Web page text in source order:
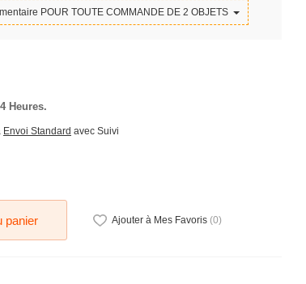
POUR TOUTE COMMANDE DE 2 OBJETS
Heures.
Envoi Standard avec Suivi
panier Ajouter à Mes Favoris (0)